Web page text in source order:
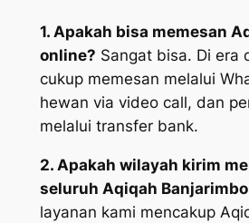
1. Apakah bisa memesan
online? Sangat bisa. Di era
cukup memesan melalui
hewan via video call, dan
melalui transfer bank.
2. Apakah wilayah kirim
seluruh Aqiqah
layanan kami mencakup